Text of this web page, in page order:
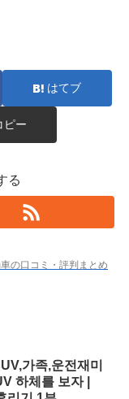
はてブ
ピー
る
の口コミ・評判まとめ
가족,운전재미
하체를 보자 |